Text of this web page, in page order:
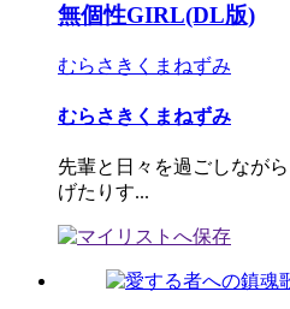
無個性GIRL(DL版)
むらさきくまねずみ
むらさきくまねずみ
先輩と日々を過ごしなが
げたりす...